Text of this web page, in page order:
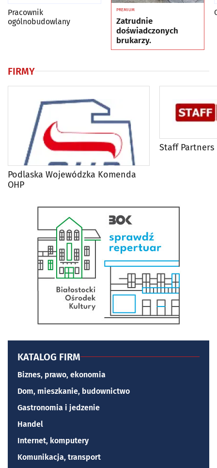
Pracownik
ogólnobudowlany
PREMIUM
Zatrudnie
doświadczonych
brukarzy.
FIRMY
Podlaska Wojewódzka Komenda
OHP
Staff Partners
KATALOG FIRM
Biznes, prawo, ekonomia
Dom, mieszkanie, budownictwo
Gastronomia i jedzenie
Handel
Internet, komputery
Komunikacja, transport